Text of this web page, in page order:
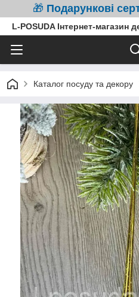
🎁 Подарункові
L-POSUDA Інтернет-магазин
Каталог посуду та декору